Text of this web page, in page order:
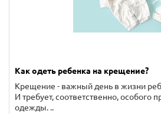
Как одеть ребенка на крещение?
Крещение - важный день в жизни
И требует, соответственно, особого
одежды. ..